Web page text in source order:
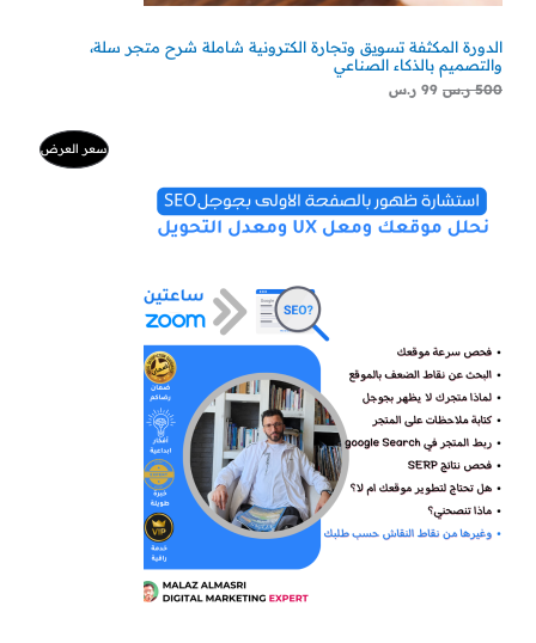
الدورة المكثفة تسويق وتجارة الكترونية شاملة شرح متجر سلة،
والتصميم بالذكاء الصناعي
500 ر.س 99 ر.س
سعر العرضمنتج
500 ر.س.
300 ر.س.